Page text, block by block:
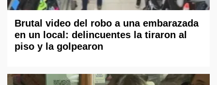
Brutal video del robo a una embarazada
en un local: delincuentes la tiraron al
piso y la golpearon